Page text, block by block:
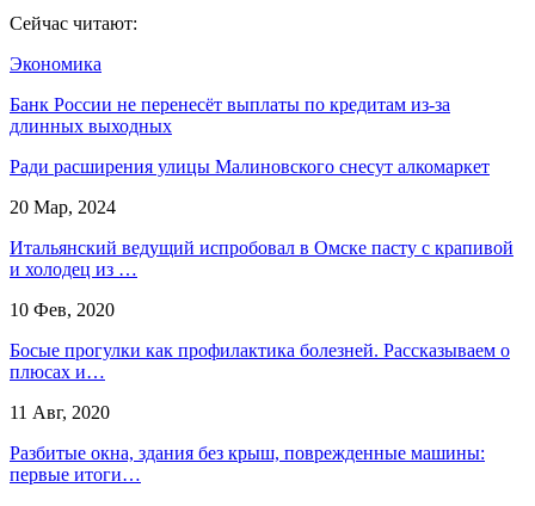
Сейчас читают:
Экономика
Банк России не перенесёт выплаты по кредитам из-за
длинных выходных
Ради расширения улицы Малиновского снесут алкомаркет
20 Мар, 2024
Итальянский ведущий испробовал в Омске пасту с крапивой
и холодец из …
10 Фев, 2020
Босые прогулки как профилактика болезней. Рассказываем о
плюсах и…
11 Авг, 2020
Разбитые окна, здания без крыш, поврежденные машины:
первые итоги…